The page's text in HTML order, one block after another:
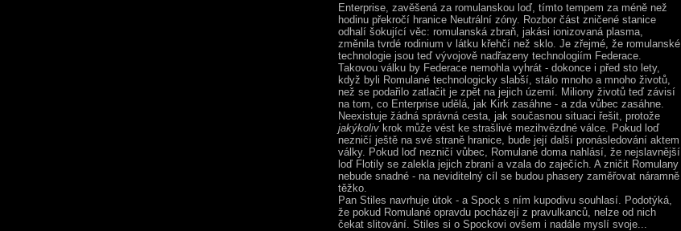
Enterprise, zavěšená za romulanskou loď, tímto tempem za méně než
hodinu překročí hranice Neutrální zóny. Rozbor část zničené stanice
odhalí šokující věc: romulanská zbraň, jakási ionizovaná plasma,
změnila tvrdé rodinium v látku křehčí než sklo. Je zřejmé, že romulanské
technologie jsou teď vývojově nadřazeny technologiím Federace.
Takovou válku by Federace nemohla vyhrát - dokonce i před sto lety,
když byli Romulané technologicky slabší, stálo mnoho a mnoho životů,
než se podařilo zatlačit je zpět na jejich území. Miliony životů teď závisí
na tom, co Enterprise udělá, jak Kirk zasáhne - a zda vůbec zasáhne.
Neexistuje žádná správná cesta, jak současnou situaci řešit, protože
jakýkolivkrok může vést ke strašlivé mezihvězdné válce. Pokud loď
nezničí ještě na své straně hranice, bude její další pronásledování aktem
války. Pokud loď nezničí vůbec, Romulané doma nahlásí, že nejslavnější
loď Flotily se zalekla jejich zbraní a vzala do zaječích. A zničit Romulany
nebude snadné - na neviditelný cíl se budou phasery zaměřovat náramně
těžko.
Pan Stiles navrhuje útok - a Spock s ním kupodivu souhlasí. Podotýká,
že pokud Romulané opravdu pocházejí z pravulkanců, nelze od nich
čekat slitování. Stiles si o Spockovi ovšem i nadále myslí svoje...